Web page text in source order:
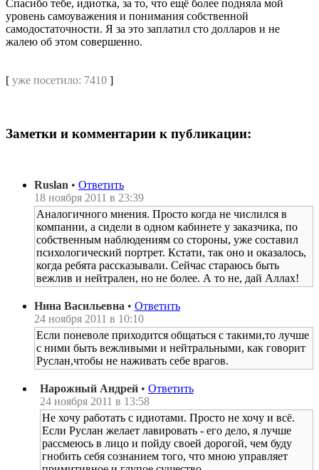
Спасибо тебе, идиотка, за то, что ещё более подняла мой
уровень самоуважения и понимания собственной
самодостаточности. Я за это заплатил сто долларов и не
жалею об этом совершенно.
[ уже посетило: 7410 ]
Заметки и комментарии к публикации:
Ruslan • Ответить
18 ноября 2011 в 23:39
Аналогичного мнения. Просто когда не числился в
компании, а сидели в одном кабинете у заказчика, по
собственным наблюдениям со стороны, уже составил
психологический портрет. Кстати, так оно и оказалось,
когда ребята рассказывали. Сейчас стараюсь быть
вежлив и нейтрален, но не более. А то не, дай Аллах!
Нина Васильевна • Ответить
24 ноября 2011 в 10:10
Если поневоле приходится общаться с такими,то лучше
с ними быть вежливыми и нейтральными, как говорит
Руслан,чтобы не наживать себе врагов.
Нарожный Андрей • Ответить
24 ноября 2011 в 13:58
Не хочу работать с идиотами. Просто не хочу и всё.
Если Руслан желает лавировать - его дело, я лучше
рассмеюсь в лицо и пойду своей дорогой, чем буду
гнобить себя сознанием того, что мною управляет